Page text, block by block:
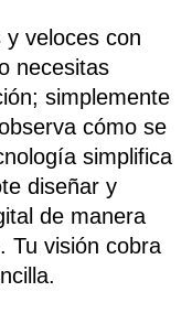
veloces con
necesitas
simplemente
cómo se
simplifica
diseñar y
de manera
Tu visión cobra